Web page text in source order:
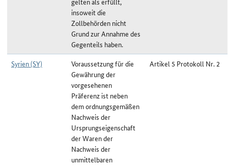
insoweit die
Zollbehörden nicht
Grund zur Annahme des
Gegenteils haben.
Syrien (SY)
Voraussetzung für die
Gewährung der
vorgesehenen
Präferenz ist neben
dem ordnungsgemäßen
Nachweis der
Ursprungseigenschaft
der Waren der
Nachweis der
unmittelbaren
Artikel 5 Protokoll Nr. 2